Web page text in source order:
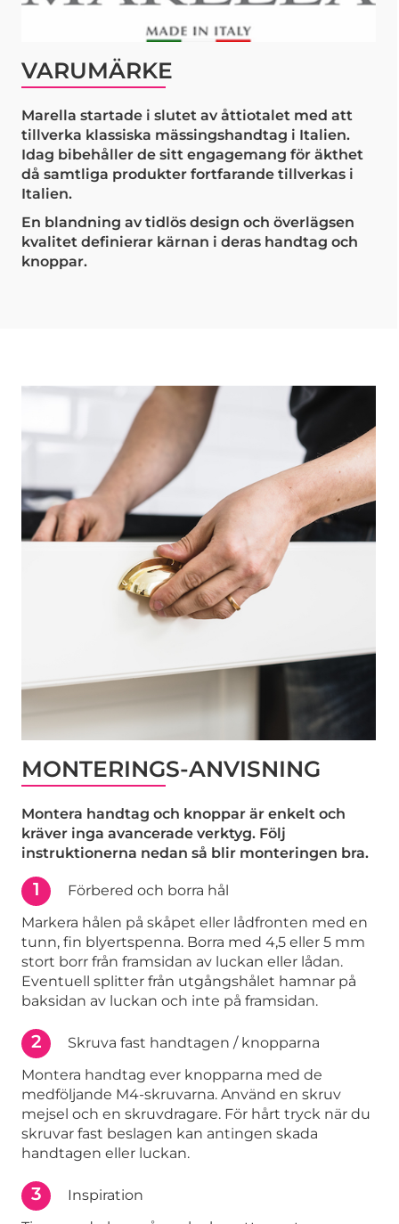
VARUMÄRKE
Marella startade i slutet av åttiotalet med att
tillverka klassiska mässingshandtag i Italien.
Idag bibehåller de sitt engagemang för äkthet
då samtliga produkter fortfarande tillverkas i
Italien.
En blandning av tidlös design och överlägsen
kvalitet definierar kärnan i deras handtag och
knoppar.
MONTERINGS-ANVISNING
Montera handtag och knoppar är enkelt och
kräver inga avancerade verktyg. Följ
instruktionerna nedan så blir monteringen bra.
1
Förbered och borra hål
Markera hålen på skåpet eller lådfronten med en
tunn, fin blyertspenna. Borra med 4,5 eller 5 mm
stort borr från framsidan av luckan eller lådan.
Eventuell splitter från utgångshålet hamnar på
baksidan av luckan och inte på framsidan.
2
Skruva fast handtagen / knopparna
Montera handtag ever knopparna med de
medföljande M4-skruvarna. Använd en skruv
mejsel och en skruvdragare. För hårt tryck när du
skruvar fast beslagen kan antingen skada
handtagen eller luckan.
3
Inspiration